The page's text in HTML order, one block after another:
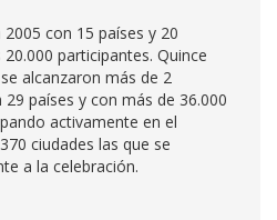
con 15 países y 20
participantes. Quince
alcanzaron más de 2
países y con más de 36.000
activamente en el
ciudades las que se
a la celebración.